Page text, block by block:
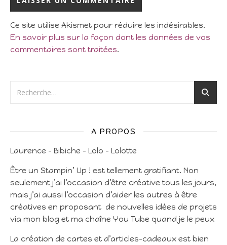
Ce site utilise Akismet pour réduire les indésirables.
En savoir plus sur la façon dont les données de vos
commentaires sont traitées.
A PROPOS
Laurence – Bibiche – Lolo – Lolotte
Être un Stampin’ Up ! est tellement gratifiant. Non
seulement j’ai l’occasion d’être créative tous les jours,
mais j’ai aussi l’occasion d’aider les autres à être
créatives en proposant de nouvelles idées de projets
via mon blog et ma chaîne You Tube quand je le peux
La création de cartes et d’articles-cadeaux est bien